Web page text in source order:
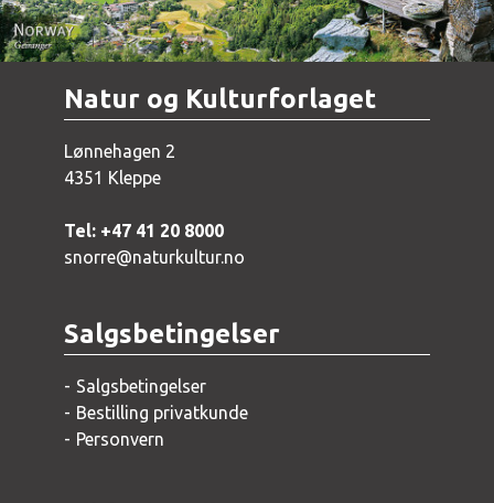
Natur og Kulturforlaget
Lønnehagen 2
4351 Kleppe
Tel: +47 41 20 8000
snorre@naturkultur.no
Salgsbetingelser
Salgsbetingelser
Bestilling privatkunde
Personvern